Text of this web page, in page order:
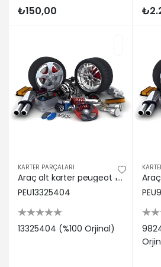
₺150,00
KARTER PARÇALARI
Araç alt karter peugeot 13325404
PEU13325404
13325404 (%100 Orjinal)